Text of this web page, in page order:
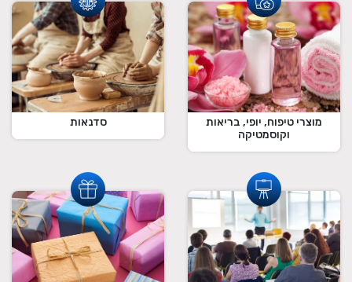
מוצרי טיפוח, יופי, בריאות
וקוסמטיקה
סדנאות